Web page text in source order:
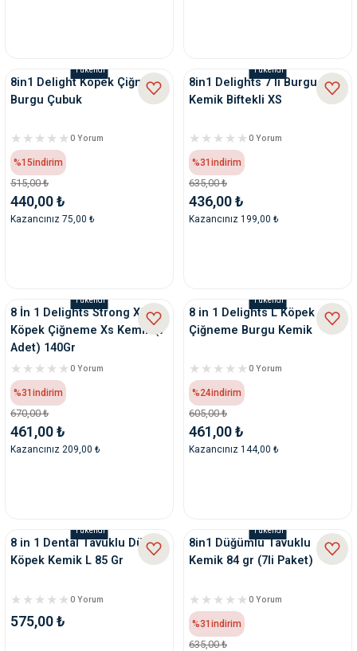
Tükendi
8in1 Delight Köpek Çiğneme
Burgu Çubuk
0 Yorum
%15indirim
515,00 ₺
440,00 ₺
Kazancınız 75,00 ₺
Tükendi
8in1 Delights 7 li Burgu
Kemik Biftekli XS
0 Yorum
%31 indirim
635,00 ₺
436,00 ₺
Kazancınız 199,00 ₺
Tükendi
8 İn 1 Delights Strong XS
Köpek Çiğneme Xs Kemik (7
Adet) 140Gr
0 Yorum
%31 indirim
670,00 ₺
461,00 ₺
Kazancınız 209,00 ₺
Tükendi
8 in 1 Delights L Köpek
Çiğneme Burgu Kemik
0 Yorum
%24indirim
605,00 ₺
461,00 ₺
Kazancınız 144,00 ₺
Tükendi
8 in 1 Dental Tavuklu Düğüm
Köpek Kemik L 85 Gr
0 Yorum
575,00 ₺
Tükendi
8in1 Düğümlü Tavuklu
Kemik 84 gr (7li Paket)
0 Yorum
%31 indirim
635,00 ₺